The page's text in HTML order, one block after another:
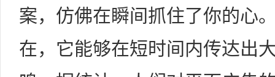
案，仿佛在瞬间抓住了你的心
在，它能够在短时间内传达出